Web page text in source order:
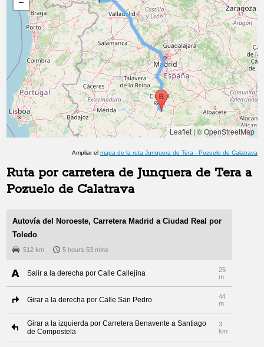
Leaflet|© OpenStreetMap
Ampliar el mapa de la ruta Junquera de Tera - Pozuelo de Calatrava
Ruta por carretera deJunquera de Teraa
Pozuelo de Calatrava
Autovía del Noroeste, Carretera Madrid a Ciudad Real por
Toledo
512 km 5 hours 53 mins
Salir a la derecha por Calle Callejina
25
m
Girar a la derecha por Calle San Pedro
44
m
Girar a la izquierda por Carretera Benavente a Santiago
de Compostela
3
km